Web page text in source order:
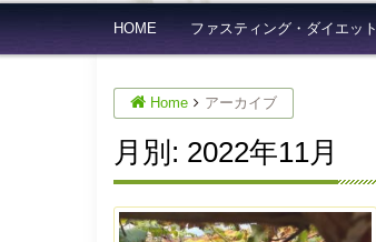
HOME ファスティング・ダイエット
Home アーカイブ
月別: 2022年11月